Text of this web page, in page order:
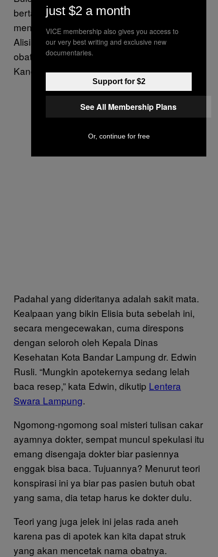
bertambah, matanya bengkak dan terus
mengeluarkan nanah. Setahun sebelumnya
Alisia Santika di Lampung juga salah diberi
obat tetes telinga oleh Puskesmas Way
Kandis, Bandar Lampung.
Padahal yang dideritanya adalah sakit mata.
Kealpaan yang bikin Elisia buta sebelah ini,
secara mengecewakan, cuma direspons
dengan seloroh oleh Kepala Dinas
Kesehatan Kota Bandar Lampung dr. Edwin
Rusli. “Mungkin apotekernya sedang lelah
baca resep,” kata Edwin, dikutip Lentera
Swara Lampung.
Ngomong-ngomong soal misteri tulisan cakar
ayamnya dokter, sempat muncul spekulasi itu
emang disengaja dokter biar pasiennya
enggak bisa baca. Tujuannya? Menurut teori
konspirasi ini ya biar pas pasien butuh obat
yang sama, dia tetap harus ke dokter dulu.
Teori yang juga jelek ini jelas rada aneh
karena pas di apotek kan kita dapat struk
yang akan mencetak nama obatnya.
just $2 a month
VICE membership also gives you access to
our very best writing and exclusive new
documentaries.
Support for $2
See All Membership Plans
Or, continue for free